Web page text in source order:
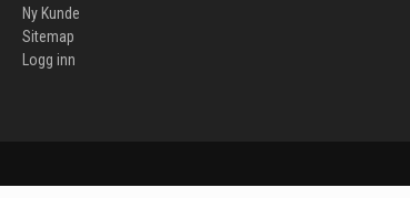
Ny Kunde
Sitemap
Logg inn